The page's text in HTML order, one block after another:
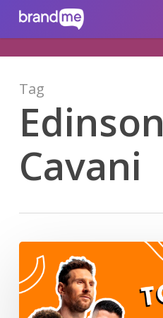
brandme.la
Tag
Edinson
Cavani